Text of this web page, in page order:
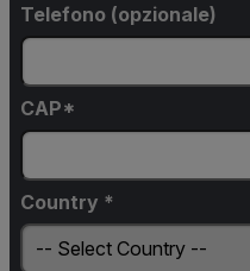
Telefono (opzionale)
CAP*
Country *